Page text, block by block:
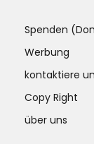
Spenden
Werbung
kontaktiere
Copy Right
über uns